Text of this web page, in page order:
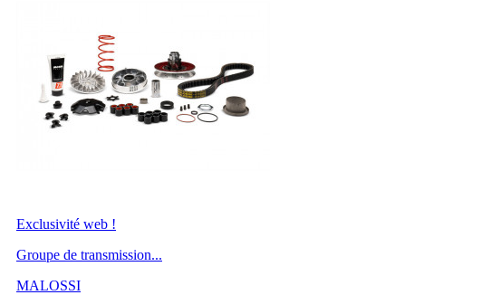
Exclusivité web !
Groupe de transmission...
MALOSSI